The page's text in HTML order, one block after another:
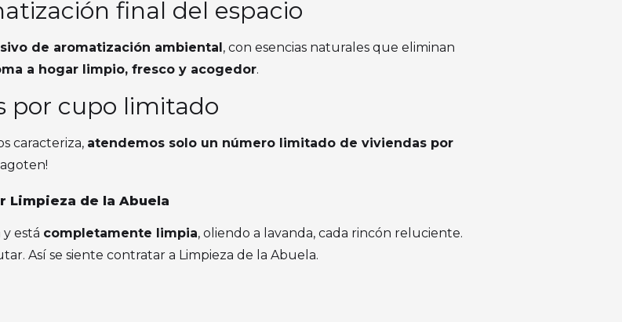
final del espacio
de aromatización ambiental, con esencias naturales que eliminan
a hogar limpio, fresco y acogedor.
por cupo limitado
caracteriza, atendemos solo un número limitado de viviendas por
Limpieza de la Abuela
está completamente limpia, oliendo a lavanda, cada rincón reluciente.
Así se siente contratar a Limpieza de la Abuela.